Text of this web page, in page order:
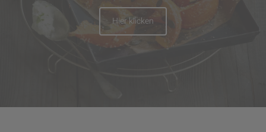
Hier klicken